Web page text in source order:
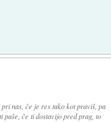
nas, če je res tako kot praviš, pa
paše, če ti dostavijo pred prag, to